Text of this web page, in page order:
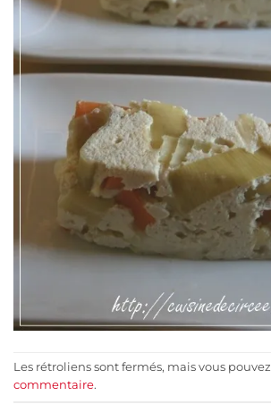
Les rétroliens sont fermés, mais vous pouvez
commentaire.